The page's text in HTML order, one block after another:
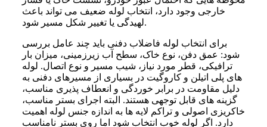
خارجی وجود دارد، انتخاب لوله ضعیف می تواند باعث
لهیدگی یا تغییر شکل مسیر شود.
برای انتخاب لوله فاضلاب دفنی باید چند عامل بررسی
شود: عمق دفن، نوع خاک، سطح آب زیرزمینی، میزان بار
ترافیکی، قطر مورد نیاز، شیب مسیر و نوع اتصال. لوله
های پلی اتیلن و کاروگیت در بسیاری از مسیرهای دفنی به
دلیل مقاومت در برابر خوردگی و انعطاف پذیری مناسب،
گزینه های قابل توجهی هستند. البته اجرای بستر مناسب،
خاکریزی اصولی و تراکم لایه ها به اندازه جنس لوله اهمیت
دارد. اگر لوله خوب انتخاب شود اما روی بستر نامناسب